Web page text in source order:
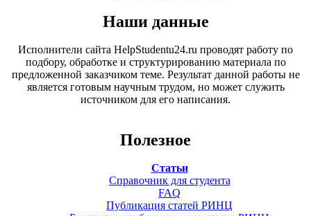
Наши данные
Исполнители сайта HelpStudentu24.ru проводят работу по
подбору, обработке и структурированию материала по
предложенной заказчиком теме. Результат данной работы не
является готовым научным трудом, но может служить
источником для его написания.
Полезное
Статьи
Справочник для студента
FAQ
Публикация статей РИНЦ